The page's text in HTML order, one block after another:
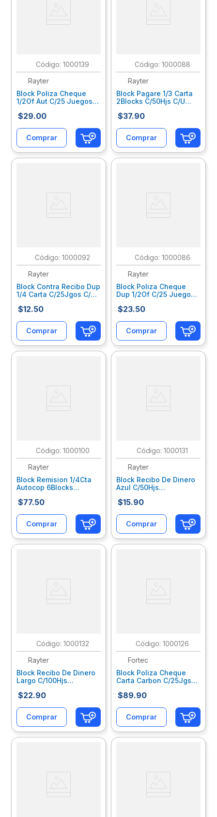
: 1000139
Rayter
Block Poliza Cheque
1/2Of Aut C/25 Juegos
$29.00
Comprar
: 1000088
Rayter
Block Pagare 1/3 Carta
2Blocks C/50Hjs C/U
$37.90
Comprar
: 1000092
Rayter
Block Contra Recibo Dup
1/4 Carta C/25Jgos C/U
$12.50
Comprar
: 1000086
Rayter
Block Poliza Cheque
Dup 1/2Of C/25 Juegos
$23.50
Comprar
: 1000100
Rayter
Block Remision 1/4Cta
Autocop 6Blocks
04R143Da6T
$77.50
Comprar
: 1000131
Rayter
Block Recibo De Dinero
Azul C/50Hjs
$15.90
Comprar
: 1000132
Rayter
Block Recibo De Dinero
Largo C/100Hjs
$22.90
Comprar
: 1000126
Fortec
Block Poliza Cheque
Carta Carbon C/25Jgs
$89.90
Comprar